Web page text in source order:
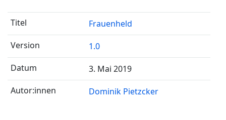
Frauenheld
1.0
3. Mai 2019
Dominik Pietzcker